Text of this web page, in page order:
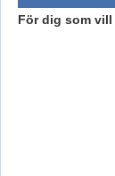
För dig som